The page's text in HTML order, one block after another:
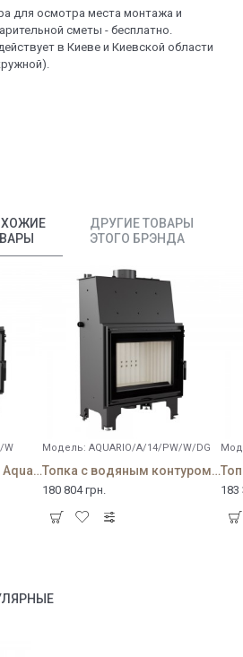
для осмотра места монтажа и
сметы - бесплатно.
в Киеве и Киевской области
ДРУГИЕ ТОВАРЫ
ЭТОГО БРЭНДА
W
Каминная топка Kratki Aquario/Z/10/W
Модель: AQUARIO/A/14/PW/W/DG
Топка с водяным контуром Kratki AQUARIO A14 PW GLASS
180 804 грн. 183